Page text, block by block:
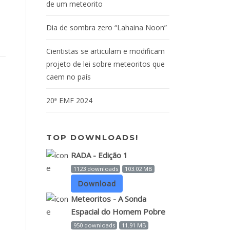
de um meteorito
Dia de sombra zero “Lahaina Noon”
Cientistas se articulam e modificam
projeto de lei sobre meteoritos que
caem no país
20ª EMF 2024
TOP DOWNLOADS!
RADA - Edição 1
1123 downloads 103.02 MB
Download
Meteoritos - A Sonda
Espacial do Homem Pobre
950 downloads 11.91 MB